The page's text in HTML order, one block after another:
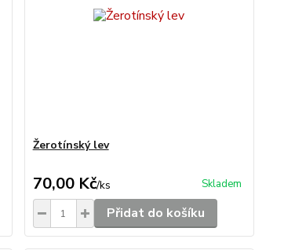
Žerotínský lev
70,00 Kč/ks Skladem
Přidat do košíku